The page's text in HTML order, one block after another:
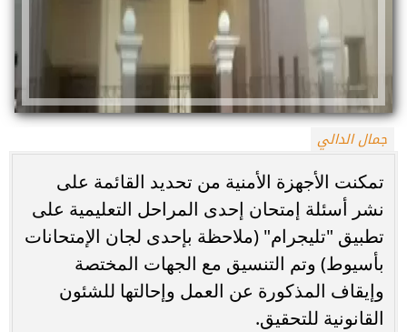
جمال الدالي
تمكنت الأجهزة الأمنية من تحديد القائمة على
نشر أسئلة إمتحان إحدى المراحل التعليمية على
تطبيق "تليجرام" (ملاحظة بإحدى لجان الإمتحانات
بأسيوط) وتم التنسيق مع الجهات المختصة
وإيقاف المذكورة عن العمل وإحالتها للشئون
القانونية للتحقيق.